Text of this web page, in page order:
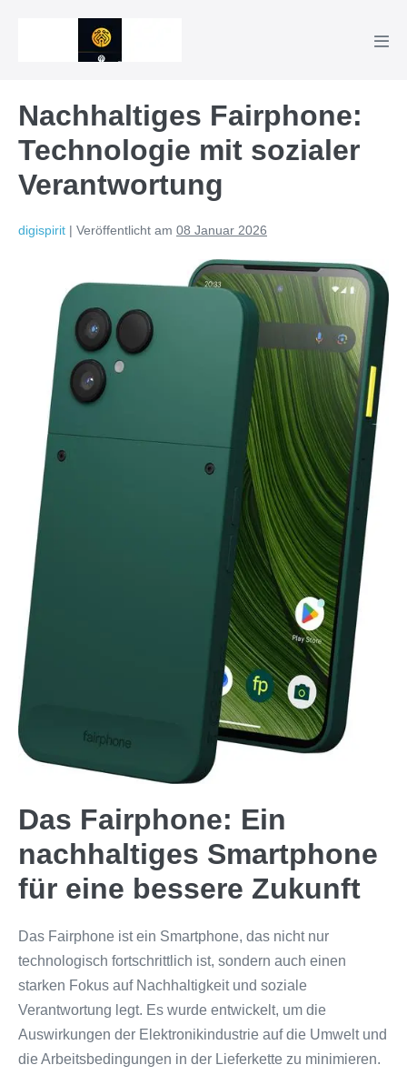
Nachhaltiges Fairphone:
Technologie mit sozialer
Verantwortung
digispirit | Veröffentlicht am 08 Januar 2026
Das Fairphone: Ein
nachhaltiges Smartphone
für eine bessere Zukunft
Das Fairphone ist ein Smartphone, das nicht nur
technologisch fortschrittlich ist, sondern auch einen
starken Fokus auf Nachhaltigkeit und soziale
Verantwortung legt. Es wurde entwickelt, um die
Auswirkungen der Elektronikindustrie auf die Umwelt und
die Arbeitsbedingungen in der Lieferkette zu minimieren.